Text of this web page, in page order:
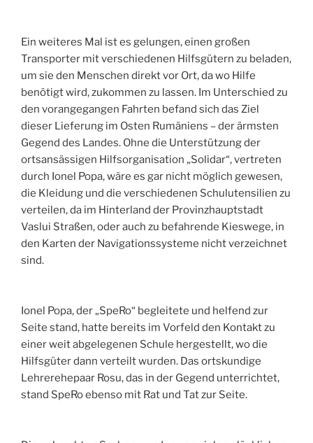
Ein weiteres Mal ist es gelungen, einen großen
Transporter mit verschiedenen Hilfsgütern zu beladen,
um sie den Menschen direkt vor Ort, da wo Hilfe
benötigt wird, zukommen zu lassen. Im Unterschied zu
den vorangegangen Fahrten befand sich das Ziel
dieser Lieferung im Osten Rumäniens – der ärmsten
Gegend des Landes. Ohne die Unterstützung der
ortsansässigen Hilfsorganisation „Solidar“, vertreten
durch Ionel Popa, wäre es gar nicht möglich gewesen,
die Kleidung und die verschiedenen Schulutensilien zu
verteilen, da im Hinterland der Provinzhauptstadt
Vaslui Straßen, oder auch zu befahrende Kieswege, in
den Karten der Navigationssysteme nicht verzeichnet
sind.
Ionel Popa, der „SpeRo“ begleitete und helfend zur
Seite stand, hatte bereits im Vorfeld den Kontakt zu
einer weit abgelegenen Schule hergestellt, wo die
Hilfsgüter dann verteilt wurden. Das ortskundige
Lehrerehepaar Rosu, das in der Gegend unterrichtet,
stand SpeRo ebenso mit Rat und Tat zur Seite.